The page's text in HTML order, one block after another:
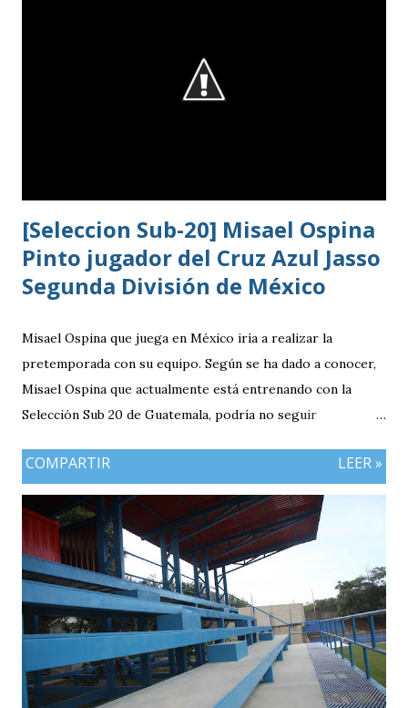
[Seleccion Sub-20] Misael Ospina
Pinto jugador del Cruz Azul Jasso
Segunda División de México
Misael Ospina que juega en México iría a realizar la
pretemporada con su equipo. Según se ha dado a conocer,
Misael Ospina que actualmente está entrenando con la
Selección Sub 20 de Guatemala, podría no seguir
Cruz Azul de México iniciará a realizar su pretemporada.
Bio Ospina, de madre guatemalteca y padre colombiano,
vivía en Estados Unidos antes de ir a ser una prueba a la
filial del Cruz Azul de México, club al que se vinculó tras
destacar en una gira en Europa. Misael Ospina Pinto Lugar
y fecha de nacimiento: Barberena, Santa Rosa, 29 de julio
1996 Posición: Volante por derecha Peso: 143 libras
Estatura: 1.75 metros Equipo: Cruz Azul de Segunda
División de México Estudios: Quinto bachillerato en México
via. luchosolares.blogspot.com
COMPARTIR LEER »